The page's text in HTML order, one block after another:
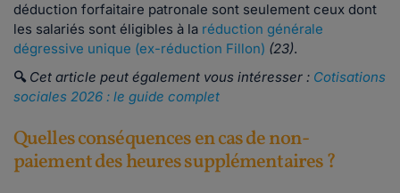
déduction forfaitaire patronale sont seulement ceux dont
les salariés sont éligibles à la réduction générale
dégressive unique (ex-réduction Fillon) (23).
🔍 Cet article peut également vous intéresser : Cotisations
sociales 2026 : le guide complet
Quelles conséquences en cas de non-
paiement des heures supplémentaires ?